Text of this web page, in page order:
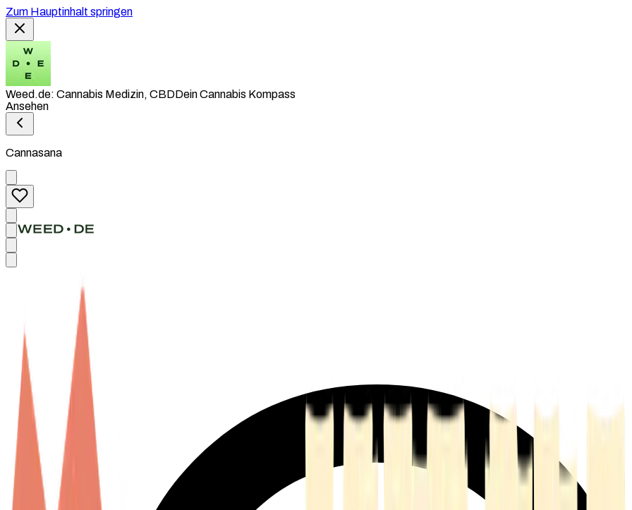
Zum Hauptinhalt springen
Weed.de: Cannabis Medizin, CBDDein Cannabis Kompass
Ansehen
Cannasana